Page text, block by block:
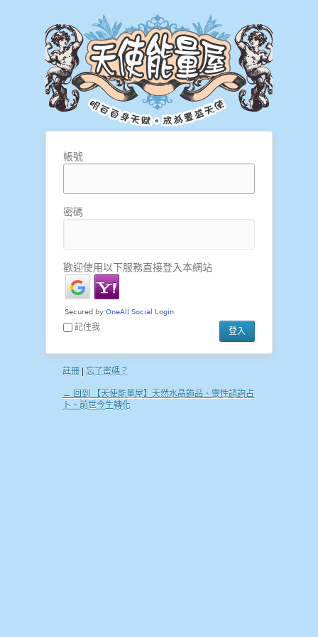
帳號
密碼
歡迎使用以下服務直接登入本網站
記住我
註冊 忘了密碼？
← 回到 【天使能量屋】天然水晶飾品、靈性諮詢占
卜、前世今生轉化